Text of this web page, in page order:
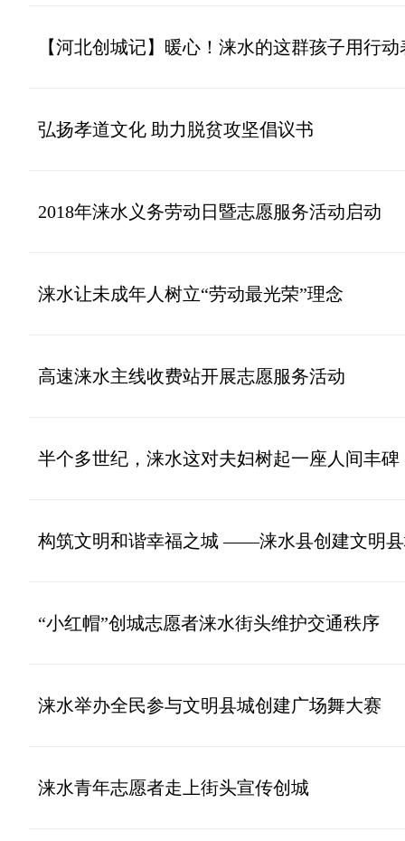
【河北创城记】暖心！涞水的这群孩子用行
弘扬孝道文化 助力脱贫攻坚倡议书
2018年涞水义务劳动日暨志愿服务活动启动
涞水让未成年人树立“劳动最光荣”理念
高速涞水主线收费站开展志愿服务活动
半个多世纪，涞水这对夫妇树起一座人间丰碑
构筑文明和谐幸福之城 ——涞水县创建文明
“小红帽”创城志愿者涞水街头维护交通秩序
涞水举办全民参与文明县城创建广场舞大赛
涞水青年志愿者走上街头宣传创城